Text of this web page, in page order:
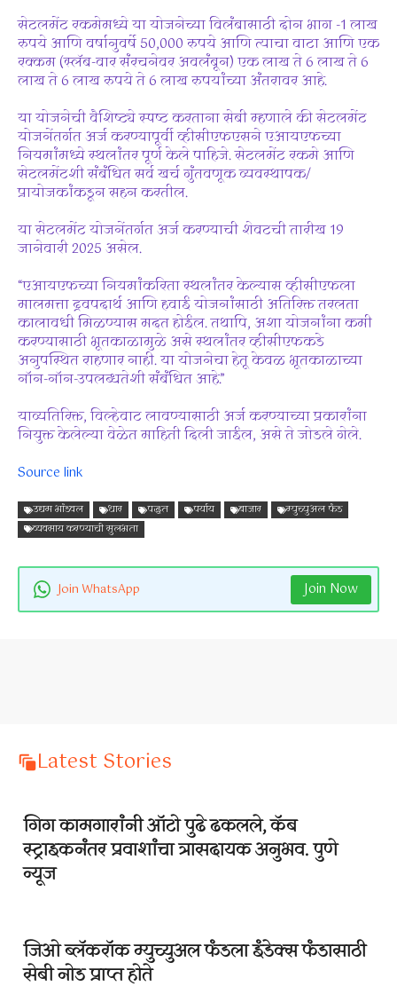
सेटलमेंट रकमेमध्ये या योजनेच्या विलंबासाठी दोन भाग -1 लाख
रुपये आणि वर्षानुवर्षे 50,000 रुपये आणि त्याचा वाटा आणि एक
रक्कम (स्लॅब-वार संरचनेवर अवलंबून) एक लाख ते 6 लाख ते 6
लाख ते 6 लाख रुपये ते 6 लाख रुपयांच्या अंतरावर आहे.
या योजनेची वैशिष्ट्ये स्पष्ट करताना सेबी म्हणाले की सेटलमेंट
योजनेंतर्गत अर्ज करण्यापूर्वी व्हीसीएफएसने एआयएफच्या
नियमांमध्ये स्थलांतर पूर्ण केले पाहिजे. सेटलमेंट रकमे आणि
सेटलमेंटशी संबंधित सर्व खर्च गुंतवणूक व्यवस्थापक/
प्रायोजकांकडून सहन करतील.
या सेटलमेंट योजनेंतर्गत अर्ज करण्याची शेवटची तारीख 19
जानेवारी 2025 असेल.
“एआयएफच्या नियमांकरिता स्थलांतर केल्यास व्हीसीएफला
मालमत्ता द्रवपदार्थ आणि हवाई योजनांसाठी अतिरिक्त तरलता
कालावधी मिळण्यास मदत होईल. तथापि, अशा योजनांना कमी
करण्यासाठी भूतकाळामुळे असे स्थलांतर व्हीसीएफकडे
अनुपस्थित राहणार नाही. या योजनेचा हेतू केवळ भूतकाळाच्या
नॉन-नॉन-उपलब्धतेशी संबंधित आहे.”
याव्यतिरिक्त, विल्हेवाट लावण्यासाठी अर्ज करण्याच्या प्रकारांना
नियुक्त केलेल्या वेळेत माहिती दिली जाईल, असे ते जोडले गेले.
Source link
उद्यम भांडवल धार पद्धत पर्याय बाजार
म्युच्युअल फंड
व्यवसाय करण्याची सुलभता
Join WhatsApp Join Now
Latest Stories
गिग कामगारांनी ऑटो पुढे ढकलले, कॅब
स्ट्राइकनंतर प्रवाशांचा त्रासदायक अनुभव. पुणे
न्यूज
जिओ ब्लॅकरॉक म्युच्युअल फंडला इंडेक्स फंडासाठी
सेबी नोड प्राप्त होते